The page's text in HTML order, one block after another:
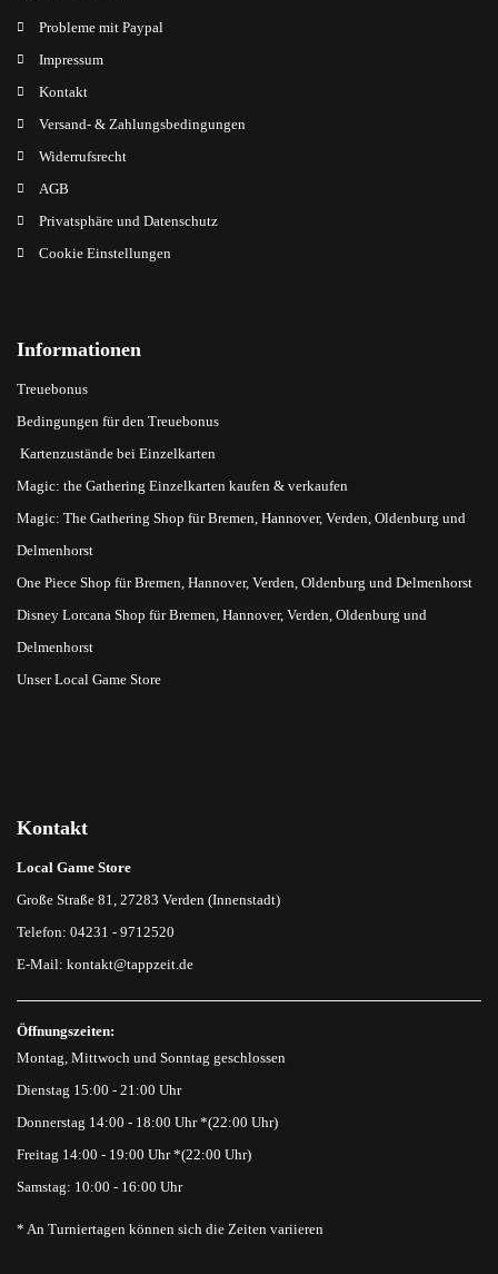
Probleme mit Paypal
Impressum
Kontakt
Versand- & Zahlungsbedingungen
Widerrufsrecht
AGB
Privatsphäre und Datenschutz
Cookie Einstellungen
Informationen
Treuebonus
Bedingungen für den Treuebonus
Kartenzustände bei Einzelkarten
Magic: the Gathering Einzelkarten kaufen & verkaufen
Magic: The Gathering Shop für Bremen, Hannover, Verden, Oldenburg und
Delmenhorst
One Piece Shop für Bremen, Hannover, Verden, Oldenburg und Delmenhorst
Disney Lorcana Shop für Bremen, Hannover, Verden, Oldenburg und
Delmenhorst
Unser Local Game Store
Kontakt
Local Game Store
Große Straße 81, 27283 Verden (Innenstadt)
Telefon: 04231 - 9712520
E-Mail: kontakt@tappzeit.de
Öffnungszeiten:
Montag, Mittwoch und Sonntag geschlossen
Dienstag 15:00 - 21:00 Uhr
Donnerstag 14:00 - 18:00 Uhr *(22:00 Uhr)
Freitag 14:00 - 19:00 Uhr *(22:00 Uhr)
Samstag: 10:00 - 16:00 Uhr
* An Turniertagen können sich die Zeiten variieren